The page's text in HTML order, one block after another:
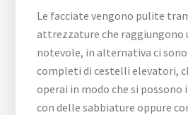
Le facciate vengono pulite
attrezzature che raggiungono
notevole, in alternativa ci
completi di cestelli elevatori,
operai in modo che si possono
con delle sabbiature oppure